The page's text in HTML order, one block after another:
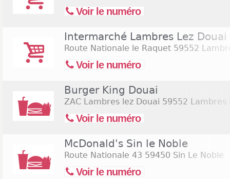
Voir le numéro
Intermarché Lambres Lez Douai
Route Nationale le Raquet 59552
Voir le numéro
Burger King Douai
ZAC Lambres lez Douai 59552 Lambres
Voir le numéro
McDonald's Sin le Noble
Route Nationale 43 59450 Sin Le Noble
Voir le numéro